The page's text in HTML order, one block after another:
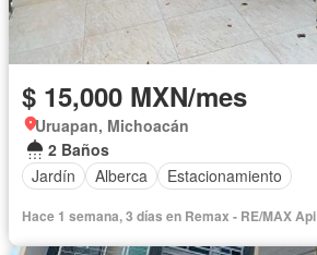
$ 15,000 MXN/mes
Uruapan, Michoacán
2 Baños
Jardín
Alberca Estacionamiento
Hace 1 semana, 3 días en Remax - RE/MAX Api